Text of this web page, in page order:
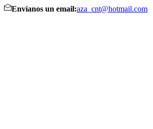
Envíanos un email:aza_cnt@hotmail.com